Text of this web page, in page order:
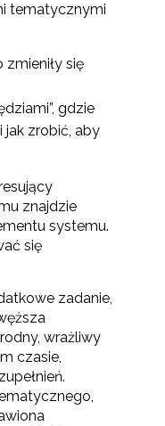
tematycznymi
się
gdzie
jak zrobić, aby
znajdzie
systemu.
się
zadanie,
wrażliwy
czasie,